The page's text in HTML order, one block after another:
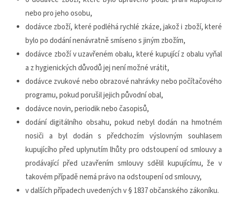
nebo pro jeho osobu,
dodávce zboží, které podléhá rychlé zkáze, jakož i zboží, které
bylo po dodání nenávratně smíseno s jiným zbožím,
dodávce zboží v uzavřeném obalu, které kupující z obalu vyňal
a z hygienických důvodů jej není možné vrátit,
dodávce zvukové nebo obrazové nahrávky nebo počítačového
programu, pokud porušil jejich původní obal,
dodávce novin, periodik nebo časopisů,
dodání digitálního obsahu, pokud nebyl dodán na hmotném
nosiči a byl dodán s předchozím výslovným souhlasem
kupujícího před uplynutím lhůty pro odstoupení od smlouvy a
prodávající před uzavřením smlouvy sdělil kupujícímu, že v
takovém případě nemá právo na odstoupení od smlouvy,
v dalších případech uvedených v § 1837 občanského zákoníku.